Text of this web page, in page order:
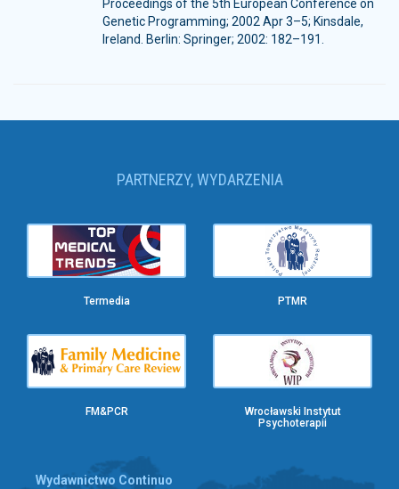
Proceedings of the 5th European Conference on
Genetic Programming; 2002 Apr 3–5; Kinsdale,
Ireland. Berlin: Springer; 2002: 182–191.
PARTNERZY, WYDARZENIA
Termedia PTMR
FM&PCR
Wrocławski Instytut
Psychoterapii
Wydawnictwo Continuo